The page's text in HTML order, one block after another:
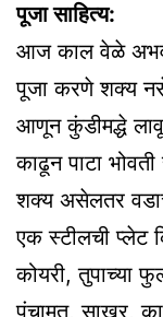
पूजा साहित्य:
आज काल वेळे
पूजा करणे शक्य
आणून कुंडीमद्धे
काढून पाटा
शक्य असेलतर
एक स्टीलची प्लेट
कोयरी, तुपाच्या